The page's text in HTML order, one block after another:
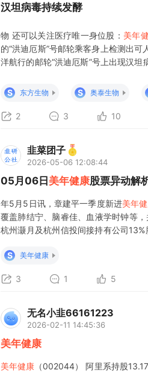
汉坦病毒持续发酵
物 还可以关注医疗唯一身位股： 美年
的“洪迪厄斯”号邮轮乘客身上检测出
洋航行的邮轮“洪迪厄斯”号上出现汉
斯堡死亡，后者在约翰内斯堡一家医院
S 东方生物 S 奥泰生物
2 3 10
韭菜团子
2026-05-06 12:08:44
05月06日 美年健康股票异动解
年5月5日讯，章建平一季度新进美年
覆盖肺结宁、脑睿佳、血液学时钟等
杭州灏月及杭州信投间接持有公司
S
美年健康
3 1 5
无名小韭66161223
2026-02-11 14:45:36
美年健康
美年健康 （002044） 阿里系持股